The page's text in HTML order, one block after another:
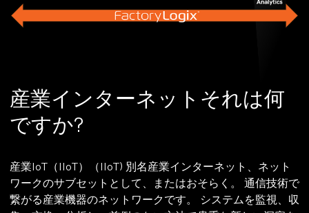
産業インターネットそれは何
ですか?
産業IoT（IIoT）（IIoT) 別名産業インターネット、ネット
ワークのサブセットとして、またはおそらく。 通信技術で
繋がる産業機器のネットワークです。 システムを監視、収